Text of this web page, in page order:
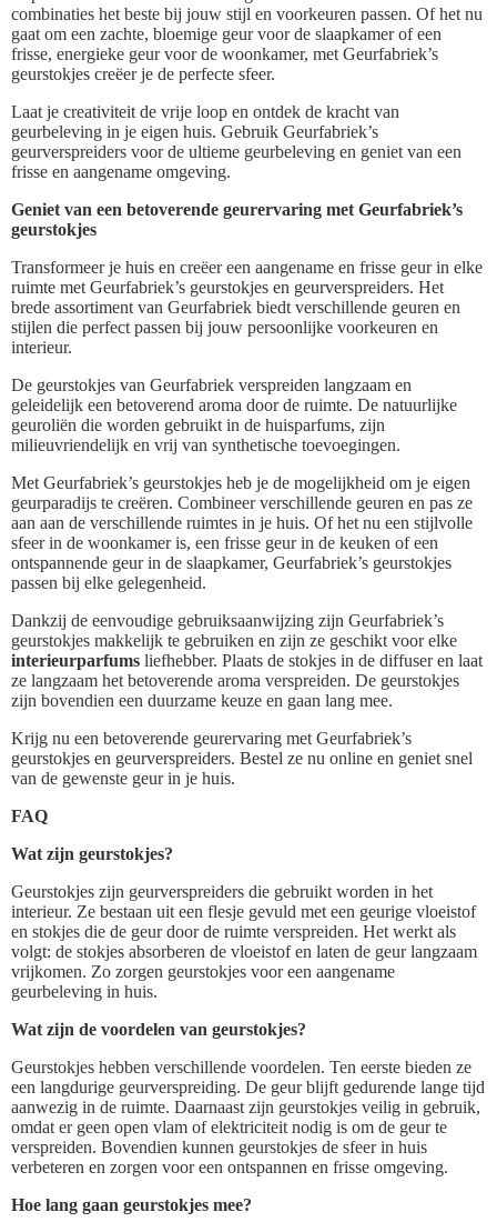
combinaties het beste bij jouw stijl en voorkeuren passen. Of het nu
gaat om een zachte, bloemige geur voor de slaapkamer of een
frisse, energieke geur voor de woonkamer, met Geurfabriek’s
geurstokjes creëer je de perfecte sfeer.
Laat je creativiteit de vrije loop en ontdek de kracht van
geurbeleving in je eigen huis. Gebruik Geurfabriek’s
geurverspreiders voor de ultieme geurbeleving en geniet van een
frisse en aangename omgeving.
Geniet van een betoverende geurervaring met Geurfabriek’s
geurstokjes
Transformeer je huis en creëer een aangename en frisse geur in elke
ruimte met Geurfabriek’s geurstokjes en geurverspreiders. Het
brede assortiment van Geurfabriek biedt verschillende geuren en
stijlen die perfect passen bij jouw persoonlijke voorkeuren en
interieur.
De geurstokjes van Geurfabriek verspreiden langzaam en
geleidelijk een betoverend aroma door de ruimte. De natuurlijke
geuroliën die worden gebruikt in de huisparfums, zijn
milieuvriendelijk en vrij van synthetische toevoegingen.
Met Geurfabriek’s geurstokjes heb je de mogelijkheid om je eigen
geurparadijs te creëren. Combineer verschillende geuren en pas ze
aan aan de verschillende ruimtes in je huis. Of het nu een stijlvolle
sfeer in de woonkamer is, een frisse geur in de keuken of een
ontspannende geur in de slaapkamer, Geurfabriek’s geurstokjes
passen bij elke gelegenheid.
Dankzij de eenvoudige gebruiksaanwijzing zijn Geurfabriek’s
geurstokjes makkelijk te gebruiken en zijn ze geschikt voor elke
interieurparfums liefhebber. Plaats de stokjes in de diffuser en laat
ze langzaam het betoverende aroma verspreiden. De geurstokjes
zijn bovendien een duurzame keuze en gaan lang mee.
Krijg nu een betoverende geurervaring met Geurfabriek’s
geurstokjes en geurverspreiders. Bestel ze nu online en geniet snel
van de gewenste geur in je huis.
FAQ
Wat zijn geurstokjes?
Geurstokjes zijn geurverspreiders die gebruikt worden in het
interieur. Ze bestaan uit een flesje gevuld met een geurige vloeistof
en stokjes die de geur door de ruimte verspreiden. Het werkt als
volgt: de stokjes absorberen de vloeistof en laten de geur langzaam
vrijkomen. Zo zorgen geurstokjes voor een aangename
geurbeleving in huis.
Wat zijn de voordelen van geurstokjes?
Geurstokjes hebben verschillende voordelen. Ten eerste bieden ze
een langdurige geurverspreiding. De geur blijft gedurende lange tijd
aanwezig in de ruimte. Daarnaast zijn geurstokjes veilig in gebruik,
omdat er geen open vlam of elektriciteit nodig is om de geur te
verspreiden. Bovendien kunnen geurstokjes de sfeer in huis
verbeteren en zorgen voor een ontspannen en frisse omgeving.
Hoe lang gaan geurstokjes mee?